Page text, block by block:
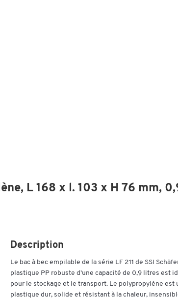
L 168 x l. 103 x H 76 mm,
Description
Le bac à bec empilable de la série LF 211 de SSI
plastique PP robuste d’une capacité de 0,9 litres est
pour le stockage et le transport. Le polypropylène est
plastique dur, solide et résistant à la chaleur,